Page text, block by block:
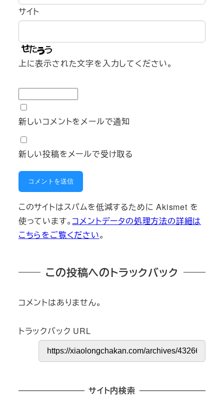
サイト
上に表示された文字を入力してください。
新しいコメントをメールで通知
新しい投稿をメールで受け取る
このサイトはスパムを低減するために Akismet を
使っています。 コメントデータの処理方法の詳細は
こちらをご覧ください。
この投稿へのトラックバック
コメントはありません。
トラックバック URL
サイト内検索